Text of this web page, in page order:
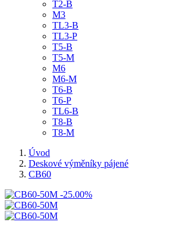
T2-B
M3
TL3-B
TL3-P
T5-B
T5-M
M6
M6-M
T6-B
T6-P
TL6-B
T8-B
T8-M
Úvod
Deskové výměníky pájené
CB60
-25.00%